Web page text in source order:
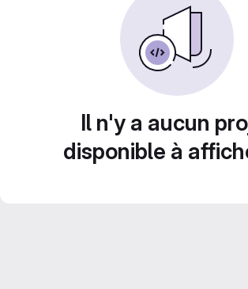
Il n'y a aucun
disponible à